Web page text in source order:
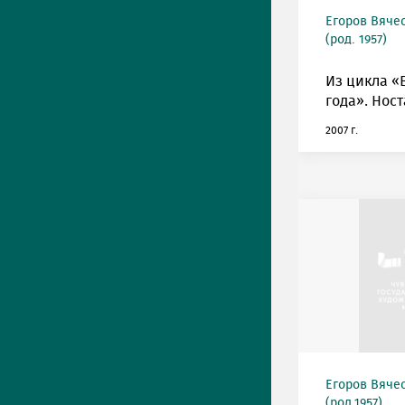
Егоров
(род. 1957)
Из цикла
года».
2007 г.
Егоров